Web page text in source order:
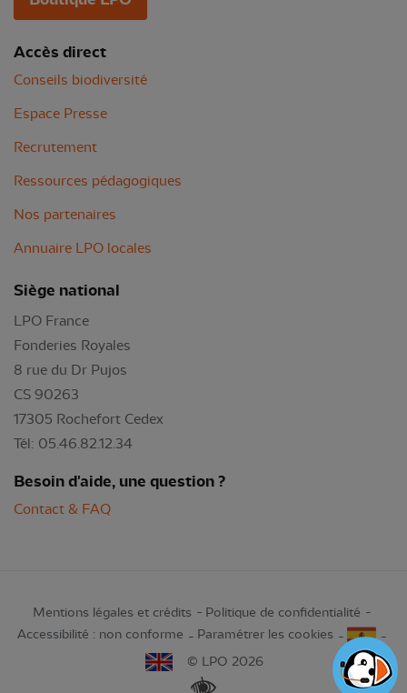
Accès direct
Conseils biodiversité
Espace Presse
Recrutement
Ressources pédagogiques
Nos partenaires
Annuaire LPO locales
Siège national
LPO France
Fonderies Royales
8 rue du Dr Pujos
CS 90263
17305 Rochefort Cedex
Tél: 05.46.82.12.34
Besoin d'aide, une question ?
Contact & FAQ
Mentions légales et crédits
Politique de confidentialité
Accessibilité : non conforme
Paramétrer les cookies
© LPO 2026